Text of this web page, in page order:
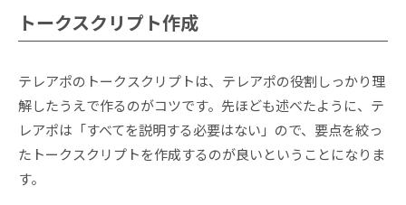
トークスクリプト作成
テレアポのトークスクリプトは、テレアポの役割しっかり理
解したうえで作るのがコツです。先ほども述べたように、テ
レアポは「すべてを説明する必要はない」ので、要点を絞っ
たトークスクリプトを作成するのが良いということになりま
す。